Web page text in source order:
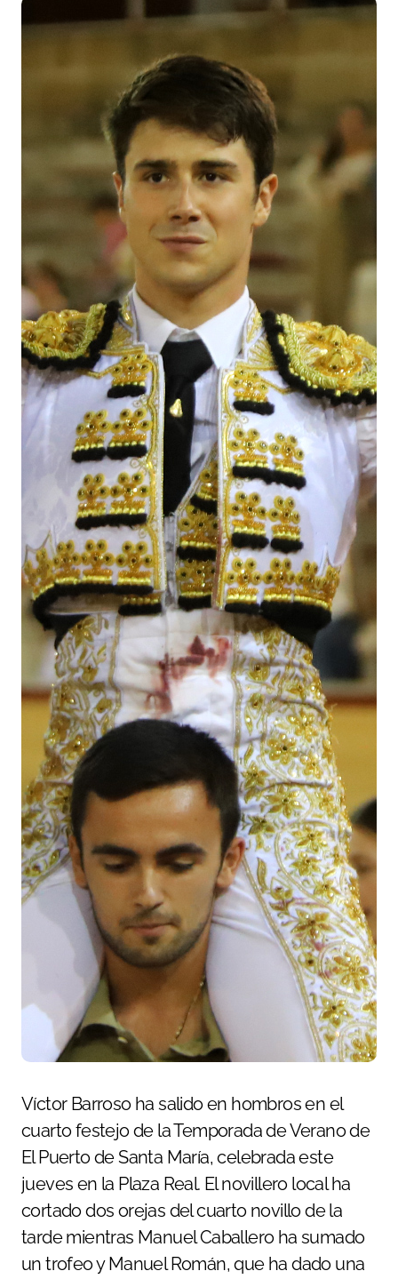
Víctor Barroso ha salido en hombros en el
cuarto festejo de la Temporada de Verano de
El Puerto de Santa María, celebrada este
jueves en la Plaza Real. El novillero local ha
cortado dos orejas del cuarto novillo de la
tarde mientras Manuel Caballero ha sumado
un trofeo y Manuel Román, que ha dado una